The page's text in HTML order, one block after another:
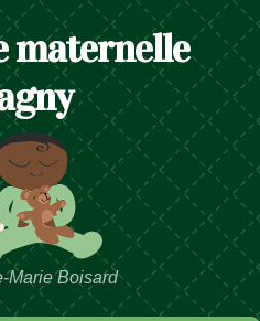
maternelle
Marie Boisard